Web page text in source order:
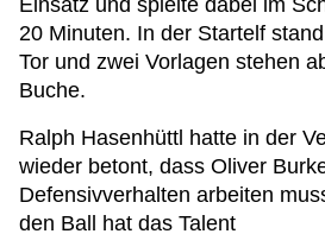
Einsatz und spielte dabei im
20 Minuten. In der Startelf
Tor und zwei Vorlagen stehen
Buche.
Ralph Hasenhüttl hatte in der
wieder betont, dass Oliver
Defensivverhalten arbeiten
den Ball hat das Talent